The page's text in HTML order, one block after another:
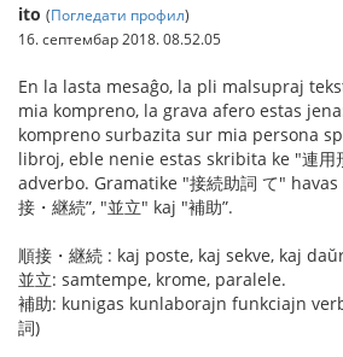
ito (Погледати профил)
16. септембар 2018. 08.52.05
En la lasta mesaĝo, la pli malsupraj
mia kompreno, la grava afero estas
kompreno surbazita sur mia persona
libroj, eble nenie estas skribita ke "連用
adverbo. Gramatike "接続助詞 て"
接・継続”, "並立" kaj "補助”.
順接・継続 : kaj poste, kaj sekve, kaj
並立: samtempe, krome, paralele.
補助: kunigas kunlaborajn funkciajn
詞)